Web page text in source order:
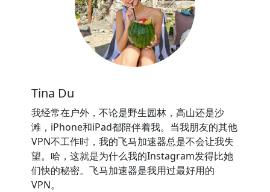
Tina Du
我经常在户外，不论是野生园林，高山还是沙
滩，iPhone和iPad都陪伴着我。当我朋友的其他
VPN不工作时，我的飞马加速器总是不会让我失
望。哈，这就是为什么我的Instagram发得比她
们快的秘密。飞马加速器是我用过最好用的
VPN。